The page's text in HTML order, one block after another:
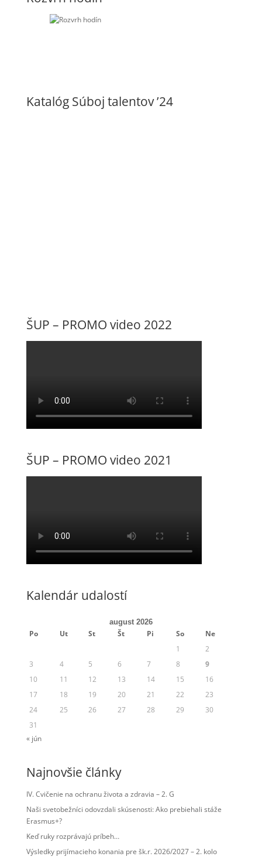
Katalóg Súboj talentov ’24
ŠUP – PROMO video 2022
ŠUP – PROMO video 2021
Kalendár udalostí
august 2026
Po Ut St Št Pi So
Ne
1
2
3
4 5 6 7 8
9
10
11 12 13 14 15
16
17
18 19 20 21 22
23
24
25 26 27 28 29
30
31
« jún
Najnovšie články
IV. Cvičenie na ochranu života a zdravia – 2. G
Naši svetobežníci odovzdali skúsenosti: Ako prebiehali stáže
Erasmus+?
Keď ruky rozprávajú príbeh…
Výsledky prijímacieho konania pre šk.r. 2026/2027 – 2. kolo